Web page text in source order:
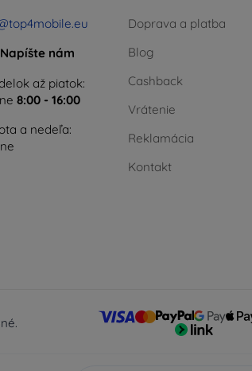
Napíšte nám
až piatok:
8:00 - 16:00
a nedeľa:
Doprava a platba
Blog
Cashback
Vrátenie
Reklamácia
Kontakt